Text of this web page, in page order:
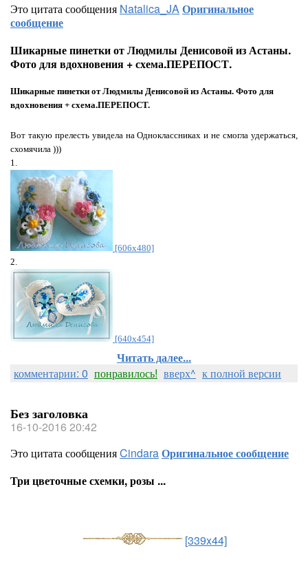
Это цитата сообщения Natalica_JAОригинальное
сообщение
Шикарные пинетки от Людмилы Денисовой из Астаны.
Фото для вдохновения + схема.ПЕРЕПОСТ.
Шикарные пинетки от Людмилы Денисовой из Астаны. Фото для
вдохновения + схема.ПЕРЕПОСТ.
Вот такую прелесть увидела на Одноклассниках и не смогла удержаться,
схомячила )))
1.
[606x480]
2.
[640x454]
Читать далее...
комментарии: 0 понравилось! вверх^ к полной версии
Без заголовка
16-10-2016 20:42
Это цитата сообщенияCindaraОригинальное сообщение
Три цветочные схемки, розы ...
[339x44]